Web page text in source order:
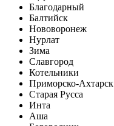
Благодарный
Балтийск
Нововоронеж
Нурлат
Зима
Славгород
Котельники
Приморско-Ахтарск
Старая Русса
Инта
Аша